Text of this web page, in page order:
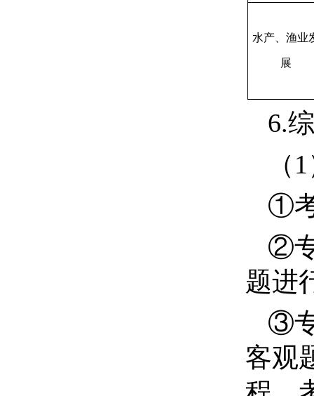
水产、渔业
展
6.
（ 1
①
②
题进
③
客观